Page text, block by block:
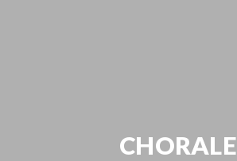
CHORALE